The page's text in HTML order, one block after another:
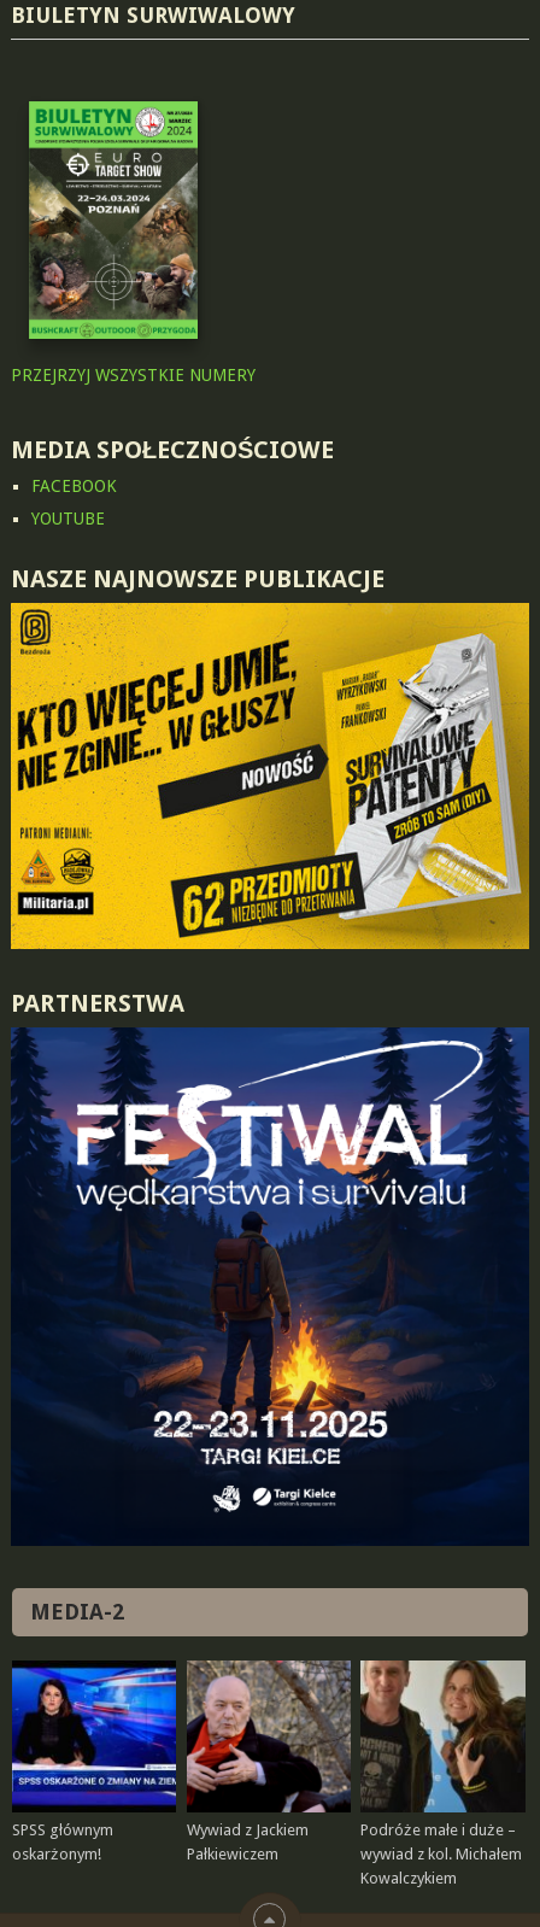
BIULETYN SURWIWALOWY
PRZEJRZYJ WSZYSTKIE NUMERY
MEDIA SPOŁECZNOŚCIOWE
FACEBOOK
YOUTUBE
NASZE NAJNOWSZE PUBLIKACJE
PARTNERSTWA
MEDIA-2
SPSS głównym
oskarżonym!
Wywiad z Jackiem
Pałkiewiczem
Podróże małe i duże –
wywiad z kol. Michałem
Kowalczykiem